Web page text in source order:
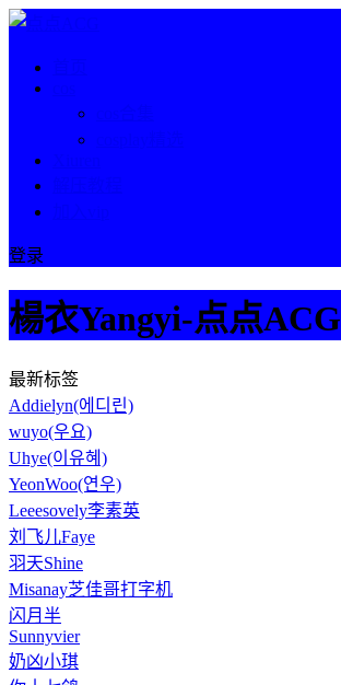
登录
楊衣Yangyi-点点ACG
最新标签
Addielyn(에디린)
wuyo(우요)
Uhye(이유혜)
YeonWoo(연우)
Leeesovely李素英
刘飞儿Faye
羽天Shine
Misanay芝佳哥打字机
闪月半
Sunnyvier
奶凶小琪